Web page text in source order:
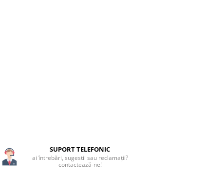
SUPORT TELEFONIC
ai întrebări, sugestii sau reclamații?
contactează-ne!